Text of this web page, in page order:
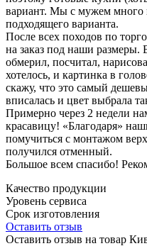
вариант. Мы с мужем много
подходящего варианта.
После всех походов по
на заказ под наши размеры.
обмерил, посчитал,
хотелось, и картинка в
скажу, что это самый
вписалась и цвет выбрала
Примерно через 2 недели
красавицу! «Благодаря»
помучиться с монтажом
получился отменный.
Большое всем спасибо!
Качество продукции
Уровень сервиса
Срок изготовления
Оставить отзыв
Оставить отзыв на товар